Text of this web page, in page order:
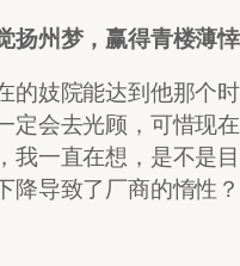
扬州梦，赢得青楼薄
的妓院能达到他那个
定会去光顾，可惜现
我一直在想，是不是
降导致了厂商的惰性？